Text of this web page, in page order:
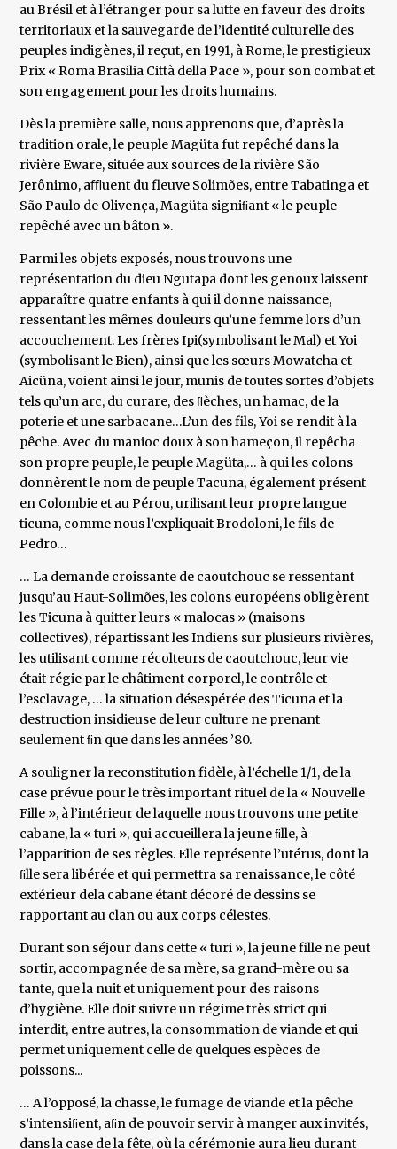
au Brésil et à l’étranger pour sa lutte en faveur des droits
territoriaux et la sauvegarde de l’identité culturelle des
peuples indigènes, il reçut, en 1991, à Rome, le prestigieux
Prix « Roma Brasilia Città della Pace », pour son combat et
son engagement pour les droits humains.
Dès la première salle, nous apprenons que, d’après la
tradition orale, le peuple Magüta fut repêché dans la
rivière Eware, située aux sources de la rivière São
Jerônimo, aﬄuent du fleuve Solimões, entre Tabatinga et
São Paulo de Olivença, Magüta signiﬁant « le peuple
repêché avec un bâton ».
Parmi les objets exposés, nous trouvons une
représentation du dieu Ngutapa dont les genoux laissent
apparaître quatre enfants à qui il donne naissance,
ressentant les mêmes douleurs qu’une femme lors d’un
accouchement. Les frères Ipi(symbolisant le Mal) et Yoi
(symbolisant le Bien), ainsi que les sœurs Mowatcha et
Aicüna, voient ainsi le jour, munis de toutes sortes d’objets
tels qu’un arc, du curare, des ﬂèches, un hamac, de la
poterie et une sarbacane…L’un des fils, Yoi se rendit à la
pêche. Avec du manioc doux à son hameçon, il repêcha
son propre peuple, le peuple Magüta,… à qui les colons
donnèrent le nom de peuple Tacuna, également présent
en Colombie et au Pérou, urilisant leur propre langue
ticuna, comme nous l’expliquait Brodoloni, le fils de
Pedro…
… La demande croissante de caoutchouc se ressentant
jusqu’au Haut-Solimões, les colons européens obligèrent
les Ticuna à quitter leurs « malocas » (maisons
collectives), répartissant les Indiens sur plusieurs rivières,
les utilisant comme récolteurs de caoutchouc, leur vie
était régie par le châtiment corporel, le contrôle et
l’esclavage, … la situation désespérée des Ticuna et la
destruction insidieuse de leur culture ne prenant
seulement ﬁn que dans les années ’80.
A souligner la reconstitution fidèle, à l’échelle 1/1, de la
case prévue pour le très important rituel de la « Nouvelle
Fille », à l’intérieur de laquelle nous trouvons une petite
cabane, la « turi », qui accueillera la jeune ﬁlle, à
l’apparition de ses règles. Elle représente l’utérus, dont la
ﬁlle sera libérée et qui permettra sa renaissance, le côté
extérieur dela cabane étant décoré de dessins se
rapportant au clan ou aux corps célestes.
Durant son séjour dans cette « turi », la jeune fille ne peut
sortir, accompagnée de sa mère, sa grand-mère ou sa
tante, que la nuit et uniquement pour des raisons
d’hygiène. Elle doit suivre un régime très strict qui
interdit, entre autres, la consommation de viande et qui
permet uniquement celle de quelques espèces de
poissons...
… A l’opposé, la chasse, le fumage de viande et la pêche
s’intensiﬁent, aﬁn de pouvoir servir à manger aux invités,
dans la case de la fête, où la cérémonie aura lieu durant